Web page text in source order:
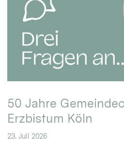
50 Jahre
Erzbistum Köln
23. Juli 2026